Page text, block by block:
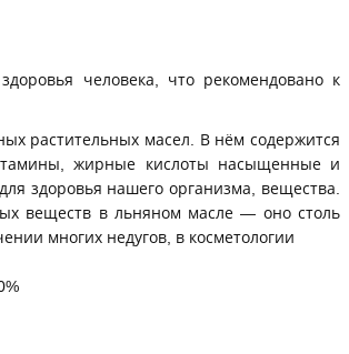
человека, что рекомендовано к
растительных масел. В нём содержится
жирные кислоты насыщенные и
здоровья нашего организма, вещества.
веществ в льняном масле — оно столь
многих недугов, в косметологии